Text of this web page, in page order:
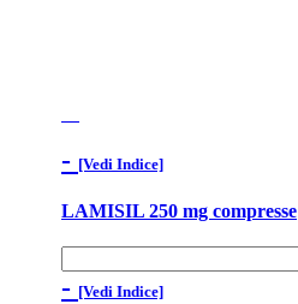
- [Vedi Indice]
LAMISIL 250 mg compresse
- [Vedi Indice]